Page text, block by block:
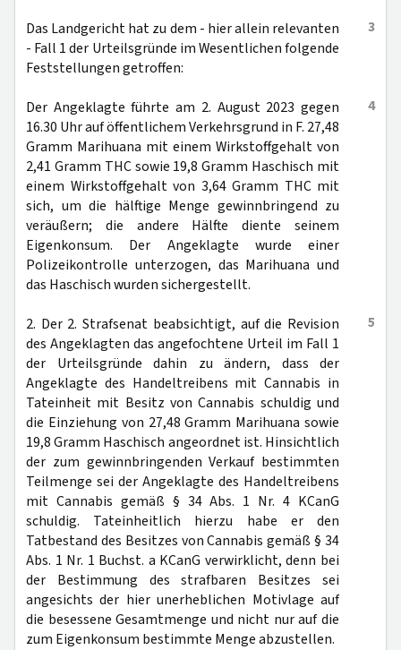
3
Das Landgericht hat zu dem - hier allein relevanten
- Fall 1 der Urteilsgründe im Wesentlichen folgende
Feststellungen getroffen:
4
Der Angeklagte führte am 2. August 2023 gegen
16.30 Uhr auf öffentlichem Verkehrsgrund in F. 27,48
Gramm Marihuana mit einem Wirkstoffgehalt von
2,41 Gramm THC sowie 19,8 Gramm Haschisch mit
einem Wirkstoffgehalt von 3,64 Gramm THC mit
sich, um die hälftige Menge gewinnbringend zu
veräußern; die andere Hälfte diente seinem
Eigenkonsum. Der Angeklagte wurde einer
Polizeikontrolle unterzogen, das Marihuana und
das Haschisch wurden sichergestellt.
5
2. Der 2. Strafsenat beabsichtigt, auf die Revision
des Angeklagten das angefochtene Urteil im Fall 1
der Urteilsgründe dahin zu ändern, dass der
Angeklagte des Handeltreibens mit Cannabis in
Tateinheit mit Besitz von Cannabis schuldig und
die Einziehung von 27,48 Gramm Marihuana sowie
19,8 Gramm Haschisch angeordnet ist. Hinsichtlich
der zum gewinnbringenden Verkauf bestimmten
Teilmenge sei der Angeklagte des Handeltreibens
mit Cannabis gemäß § 34 Abs. 1 Nr. 4 KCanG
schuldig. Tateinheitlich hierzu habe er den
Tatbestand des Besitzes von Cannabis gemäß § 34
Abs. 1 Nr. 1 Buchst. a KCanG verwirklicht, denn bei
der Bestimmung des strafbaren Besitzes sei
angesichts der hier unerheblichen Motivlage auf
die besessene Gesamtmenge und nicht nur auf die
zum Eigenkonsum bestimmte Menge abzustellen.